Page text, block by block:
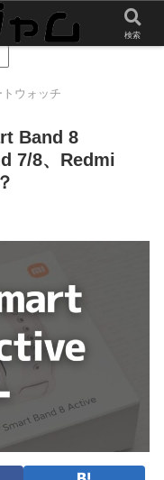
ーをお届け
トウォッチ
Band 8
7/8、Redmi
検索